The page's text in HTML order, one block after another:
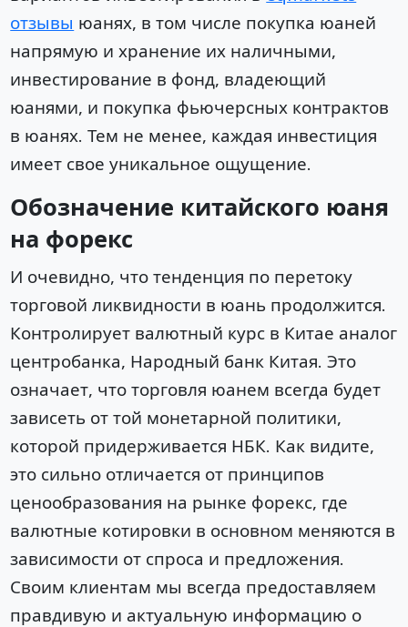
отзывы юанях, в том числе покупка юаней
напрямую и хранение их наличными,
инвестирование в фонд, владеющий
юанями, и покупка фьючерсных контрактов
в юанях. Тем не менее, каждая инвестиция
имеет свое уникальное ощущение.
Обозначение китайского юаня
на форекс
И очевидно, что тенденция по перетоку
торговой ликвидности в юань продолжится.
Контролирует валютный курс в Китае аналог
центробанка, Народный банк Китая. Это
означает, что торговля юанем всегда будет
зависеть от той монетарной политики,
которой придерживается НБК. Как видите,
это сильно отличается от принципов
ценообразования на рынке форекс, где
валютные котировки в основном меняются в
зависимости от спроса и предложения.
Своим клиентам мы всегда предоставляем
правдивую и актуальную информацию о